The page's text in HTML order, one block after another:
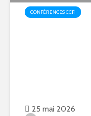
CONFÉRENCES CCFI
25 mai 2026